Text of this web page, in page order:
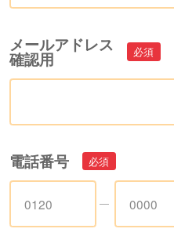
メールアドレス
確認用
電話番号